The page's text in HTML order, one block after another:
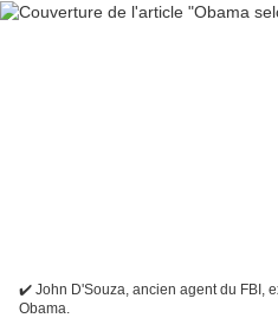
✔️ John D'Souza, ancien agent du FBI,
Obama.